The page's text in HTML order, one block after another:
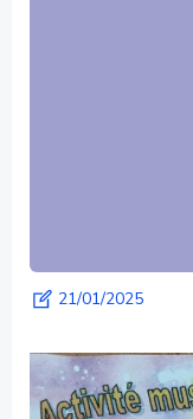
21/01/2025